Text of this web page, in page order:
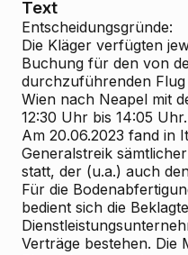
Text
Entscheidungsgründe:
Die Kläger verfügten
Buchung für den von
durchzuführenden Flug
Wien nach Neapel mit
12:30 Uhr bis 14:05 Uhr.
Am 20.06.2023 fand in
Generalstreik
statt, der (u.a.) auch
Für die
bedient sich die
Verträge bestehen. Die